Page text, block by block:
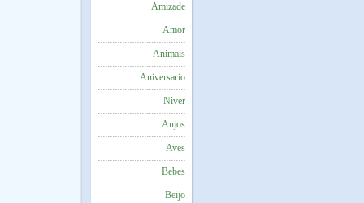
Amizade
Amor
Animais
Aniversario
Niver
Anjos
Aves
Bebes
Beijo